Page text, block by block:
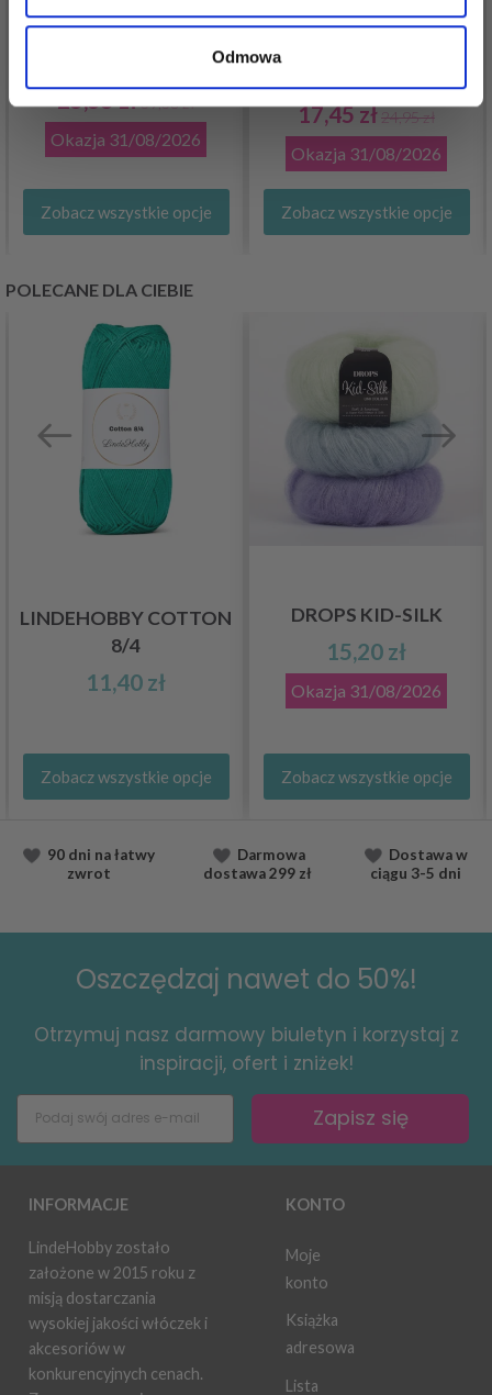
Odmowa
VIKING ALPACA BRIS
25,55 zł39,30 zł
Okazja 31/08/2026
Zobacz wszystkie opcje
GO HANDMADE SOFT
17,45 zł24,95 zł
Okazja 31/08/2026
Zobacz wszystkie opcje
POLECANE DLA CIEBIE
LINDEHOBBY COTTON
8/4
11,40 zł
Zobacz wszystkie opcje
DROPS KID-SILK
15,20 zł
Okazja 31/08/2026
Zobacz wszystkie opcje
90 dni na łatwy
zwrot
Darmowa
dostawa299 zł
Dostawaw
ciągu 3-5 dni
Oszczędzaj nawet do 50%!
Otrzymuj nasz darmowy biuletyn i korzystaj z
inspiracji, ofert i zniżek!
Zapisz się
INFORMACJE
LindeHobby zostało
założone w 2015 roku z
misją dostarczania
wysokiej jakości włóczek i
akcesoriów w
konkurencyjnych cenach.
KONTO
Moje
konto
Książka
adresowa
Lista